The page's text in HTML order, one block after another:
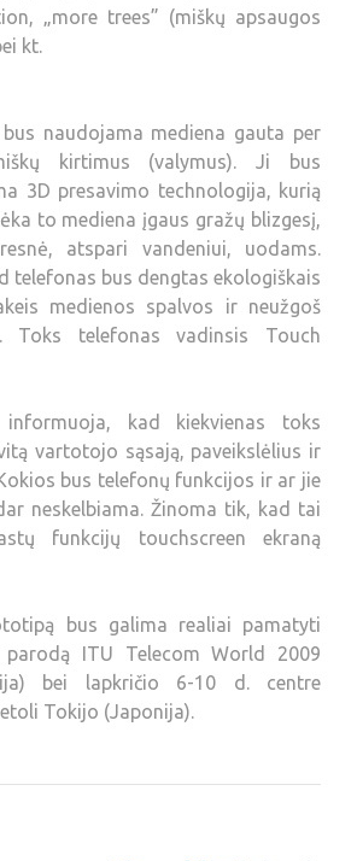
„more trees” (miškų apsaugos
kt.
naudojama mediena gauta per
kirtimus (valymus). Ji bus
3D presavimo technologija, kurią
to mediena įgaus gražų blizgesį,
atspari vandeniui, uodams.
telefonas bus dengtas ekologiškais
medienos spalvos ir neužgoš
Toks telefonas vadinsis Touch
kad kiekvienas toks
vartotojo sąsają, paveikslėlius ir
bus telefonų funkcijos ir ar jie
neskelbiama. Žinoma tik, kad tai
funkcijų touchscreen ekraną
bus galima realiai pamatyti
ITU Telecom World 2009
bei lapkričio 6-10 d. centre
Tokijo (Japonija).